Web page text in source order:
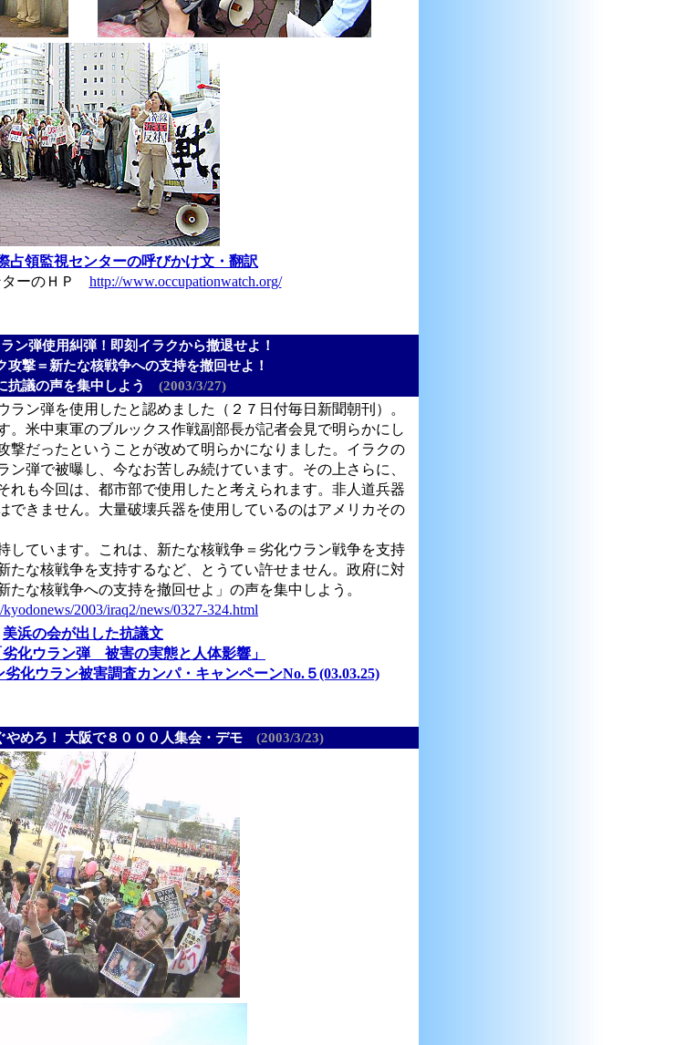
占領監視センターの呼びかけ文・翻訳
ターのＨＰ http://www.occupationwatch.org/
ン弾使用糾弾！即刻イラクから撤退せよ！
攻撃＝新たな核戦争への支持を撤回せよ！
抗議の声を集中しよう (2003/3/27)
ン弾を使用したと認めました（２７日付毎日新聞朝刊）。
。米中東軍のブルックス作戦副部長が記者会見で明らかにし
撃だったということが改めて明らかになりました。イラクの
弾で被曝し、今なお苦しみ続けています。その上さらに、
れも今回は、都市部で使用したと考えられます。非人道兵器
できません。大量破壊兵器を使用しているのはアメリカその
ています。これは、新たな核戦争＝劣化ウラン戦争を支持
たな核戦争を支持するなど、とうてい許せません。政府に対
たな核戦争への支持を撤回せよ」の声を集中しよう。
2003/iraq2/news/0327-324.html
美浜の会が出した抗議文
化ウラン弾 被害の実態と人体影響」
化ウラン被害調査カンパ・キャンペーンNo.５(03.03.25)
やめろ！ 大阪で８０００人集会・デモ (2003/3/23)